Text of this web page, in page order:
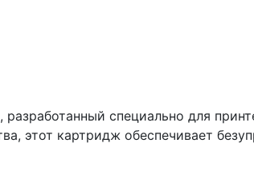
специально для
этот картридж обеспечивает